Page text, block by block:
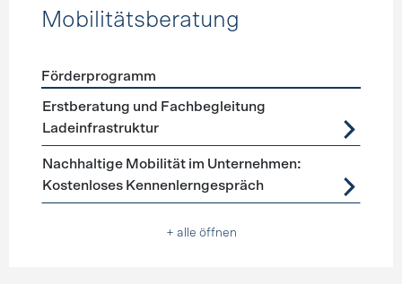
Mobilitätsberatung
Förderprogramme Mobilitätsberatung
Förderprogramm
Erstberatung und Fachbegleitung
Ladeinfrastruktur
Nachhaltige Mobilität im Unternehmen:
Kostenloses Kennenlerngespräch
+ alle öffnen